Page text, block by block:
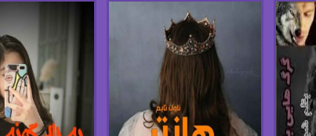
استل مسکم
اصغر زاده
اکرم محمدی
الف صاد